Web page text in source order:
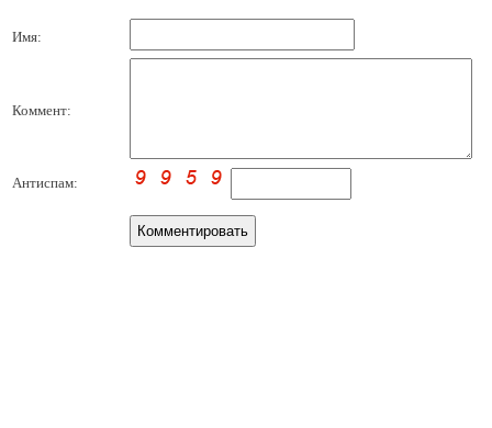
Имя:
Коммент:
Антиспам: